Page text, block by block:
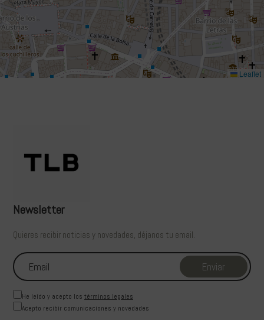
Leaflet
Newsletter
Quieres recibir noticias y novedades, déjanos tu email.
He leído y acepto los términos legales
Acepto recibir comunicaciones y novedades